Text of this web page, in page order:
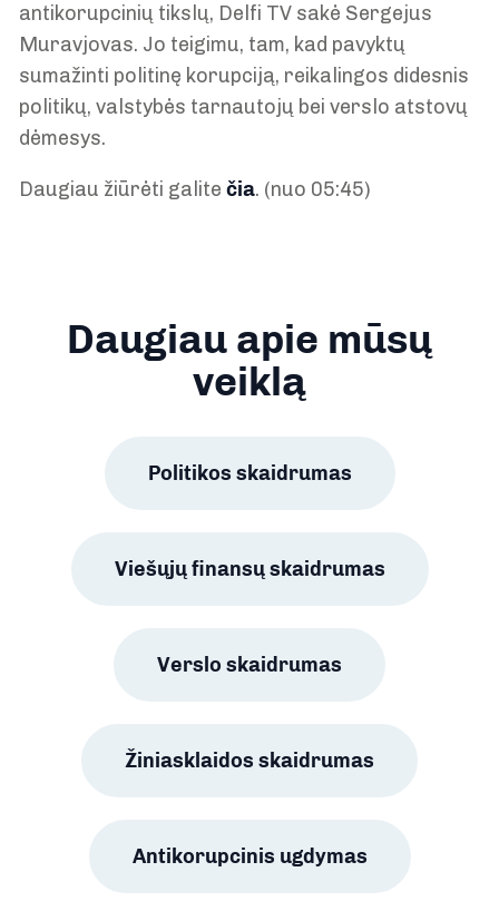
antikorupcinių tikslų, Delfi TV sakė Sergejus
Muravjovas. Jo teigimu, tam, kad pavyktų
sumažinti politinę korupciją, reikalingos didesnis
politikų, valstybės tarnautojų bei verslo atstovų
dėmesys.
Daugiau žiūrėti galite čia. (nuo 05:45)
Daugiau apie mūsų
veiklą
Politikos skaidrumas
Viešųjų finansų skaidrumas
Verslo skaidrumas
Žiniasklaidos skaidrumas
Antikorupcinis ugdymas